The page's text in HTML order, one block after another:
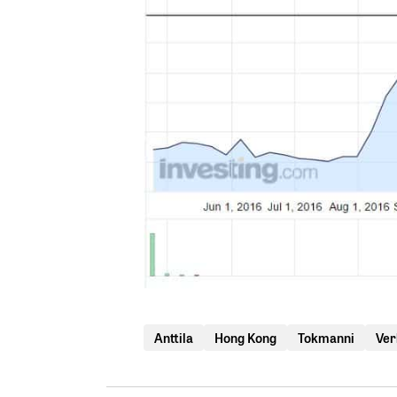
Anttila Hong Kong Tokmanni